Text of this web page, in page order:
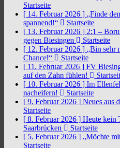
Startseite
[ 14. Februar 2026 ] „Finde
spannend!“
Startseite
[ 13. Februar 2026 ] 2:1 –
gegen Biesingen
Startseite
[ 12. Februar 2026 ] „Bin sehr
Chance!“
Startseite
[ 11. Februar 2026 ] FV
auf den Zahn fühlen!
[ 10. Februar 2026 ] Im
nacheifern!
Startseite
[ 9. Februar 2026 ] Neues aus
Startseite
[ 8. Februar 2026 ] Heute kein
Saarbrücken
Startseite
[ 5. Februar 2026 ] „Möchte
Startseite